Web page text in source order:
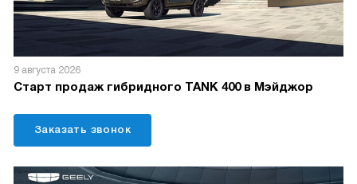
9 августа 2026
Старт продаж гибридного TANK 400 в Мэйджор
Заказать звонок